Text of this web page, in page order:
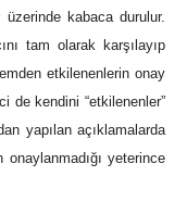
kabaca durulur.
tam olarak karşılayıp
etkilenenlerin onay
de kendini “etkilenenler”
yapılan açıklamalarda
yeterince